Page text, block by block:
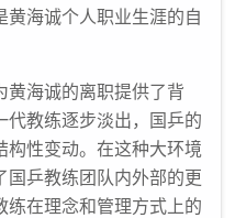
海诚个人职业生涯的自
黄海诚的离职提供了背
代教练逐步淡出，国乒的
构性变动。在这种大环境
国乒教练团队内外部的更
练在理念和管理方式上的